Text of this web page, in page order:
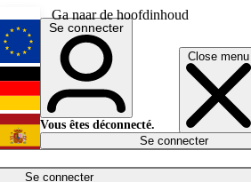
Ga naar de hoofdinhoud
Close menu
Se connecter
English
Deutsch
Español
Se connecter
Vous êtes déconnecté.
Se connecter